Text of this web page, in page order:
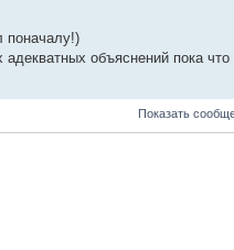
поначалу!)
адекватных объяснений пока
Показать